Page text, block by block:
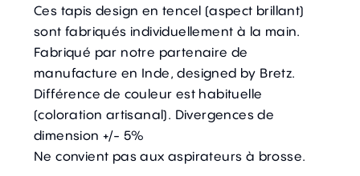
Ces tapis design en tencel (aspect brillant)
sont fabriqués individuellement à la main.
Fabriqué par notre partenaire de
manufacture en Inde, designed by Bretz.
Différence de couleur est habituelle
(coloration artisanal). Divergences de
dimension +/- 5%
Ne convient pas aux aspirateurs à brosse.